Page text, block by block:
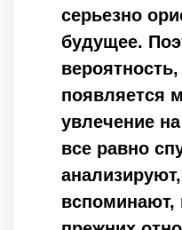
серьезно
будущее.
появляется
увлечение
все равно
вспоминают,